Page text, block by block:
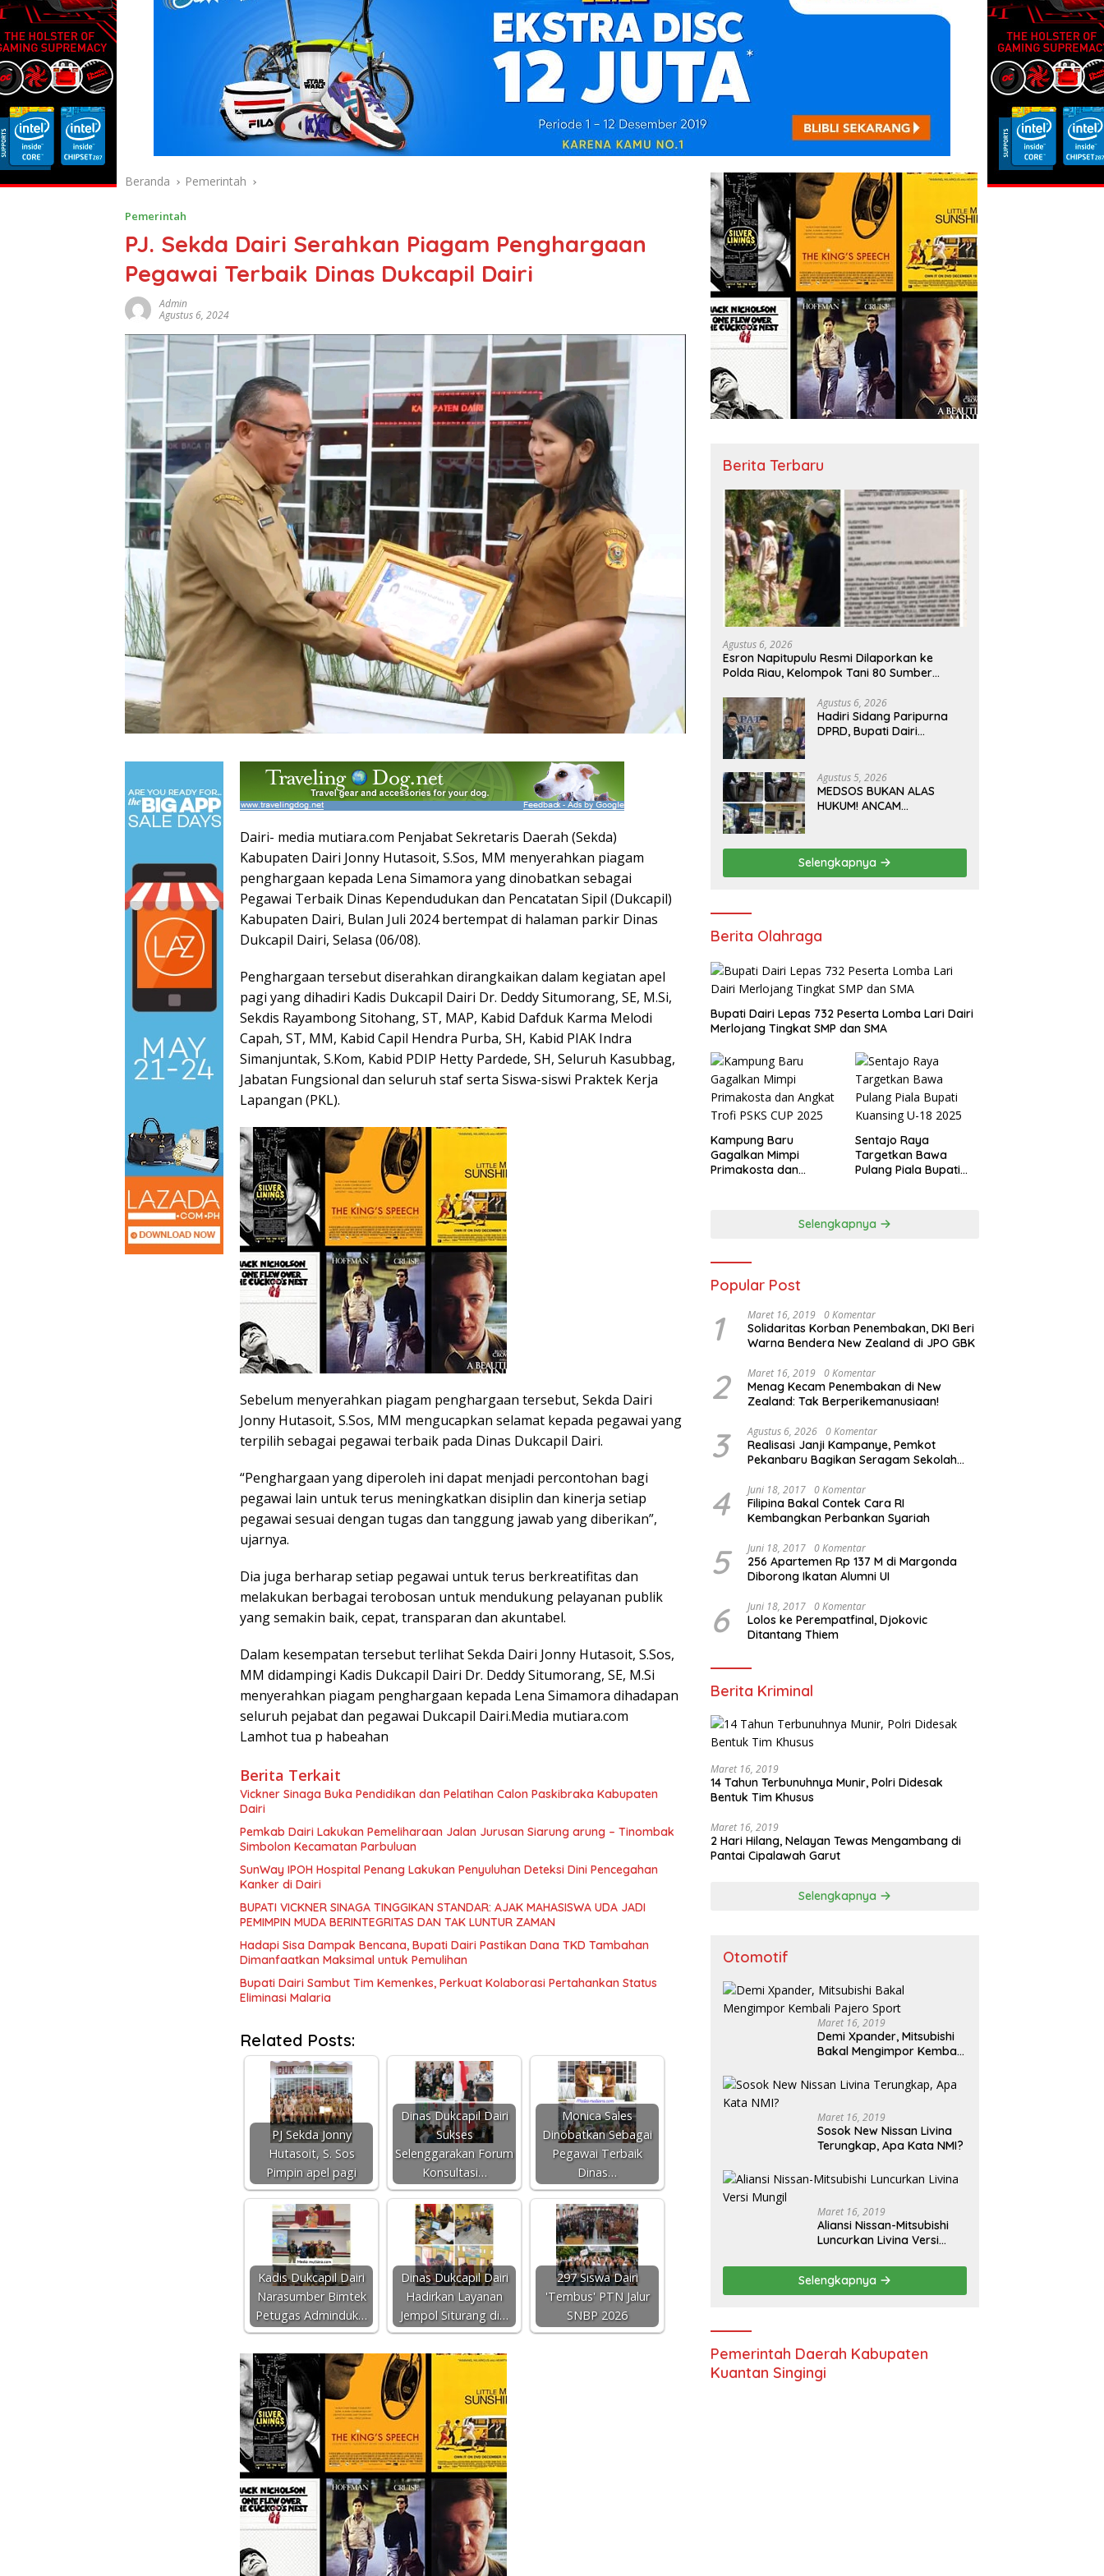
Beranda Pemerintah
Pemerintah
PJ. Sekda Dairi Serahkan Piagam Penghargaan
Pegawai Terbaik Dinas Dukcapil Dairi
Admin
Agustus 6, 2024
Dairi- media mutiara.com Penjabat Sekretaris Daerah (Sekda)
Kabupaten Dairi Jonny Hutasoit, S.Sos, MM menyerahkan piagam
penghargaan kepada Lena Simamora yang dinobatkan sebagai
Pegawai Terbaik Dinas Kependudukan dan Pencatatan Sipil (Dukcapil)
Kabupaten Dairi, Bulan Juli 2024 bertempat di halaman parkir Dinas
Dukcapil Dairi, Selasa (06/08).
Penghargaan tersebut diserahkan dirangkaikan dalam kegiatan apel
pagi yang dihadiri Kadis Dukcapil Dairi Dr. Deddy Situmorang, SE, M.Si,
Sekdis Rayambong Sitohang, ST, MAP, Kabid Dafduk Karma Melodi
Capah, ST, MM, Kabid Capil Hendra Purba, SH, Kabid PIAK Indra
Simanjuntak, S.Kom, Kabid PDIP Hetty Pardede, SH, Seluruh Kasubbag,
Jabatan Fungsional dan seluruh staf serta Siswa-siswi Praktek Kerja
Lapangan (PKL).
Sebelum menyerahkan piagam penghargaan tersebut, Sekda Dairi
Jonny Hutasoit, S.Sos, MM mengucapkan selamat kepada pegawai yang
terpilih sebagai pegawai terbaik pada Dinas Dukcapil Dairi.
“Penghargaan yang diperoleh ini dapat menjadi percontohan bagi
pegawai lain untuk terus meningkatkan disiplin dan kinerja setiap
pegawai sesuai dengan tugas dan tanggung jawab yang diberikan”,
ujarnya.
Dia juga berharap setiap pegawai untuk terus berkreatifitas dan
melakukan berbagai terobosan untuk mendukung pelayanan publik
yang semakin baik, cepat, transparan dan akuntabel.
Dalam kesempatan tersebut terlihat Sekda Dairi Jonny Hutasoit, S.Sos,
MM didampingi Kadis Dukcapil Dairi Dr. Deddy Situmorang, SE, M.Si
menyerahkan piagam penghargaan kepada Lena Simamora dihadapan
seluruh pejabat dan pegawai Dukcapil Dairi.Media mutiara.com
Lamhot tua p habeahan
Berita Terkait
Vickner Sinaga Buka Pendidikan dan Pelatihan Calon Paskibraka Kabupaten
Dairi
Pemkab Dairi Lakukan Pemeliharaan Jalan Jurusan Siarung arung – Tinombak
Simbolon Kecamatan Parbuluan
SunWay IPOH Hospital Penang Lakukan Penyuluhan Deteksi Dini Pencegahan
Kanker di Dairi
BUPATI VICKNER SINAGA TINGGIKAN STANDAR: AJAK MAHASISWA UDA JADI
PEMIMPIN MUDA BERINTEGRITAS DAN TAK LUNTUR ZAMAN
Hadapi Sisa Dampak Bencana, Bupati Dairi Pastikan Dana TKD Tambahan
Dimanfaatkan Maksimal untuk Pemulihan
Bupati Dairi Sambut Tim Kemenkes, Perkuat Kolaborasi Pertahankan Status
Eliminasi Malaria
Related Posts:
PJ Sekda Jonny
Hutasoit, S. Sos
Pimpin apel pagi
Dinas Dukcapil Dairi
Sukses
Selenggarakan Forum
Konsultasi…
Monica Sales
Dinobatkan Sebagai
Pegawai Terbaik
Dinas…
Kadis Dukcapil Dairi
Narasumber Bimtek
Petugas Adminduk…
Dinas Dukcapil Dairi
Hadirkan Layanan
Jempol Siturang di…
297 Siswa Dairi
'Tembus' PTN Jalur
SNBP 2026
Berita Terbaru
Agustus 6, 2026
Esron Napitupulu Resmi Dilaporkan ke
Polda Riau, Kelompok Tani 80 Sumber
Agustus 6, 2026
Hadiri Sidang Paripurna
DPRD, Bupati Dairi
Rancangan KUA-PPAS
Tahun Anggaran 2027
Agustus 5, 2026
MEDSOS BUKAN ALAS
HUKUM! ANCAM
SIANTURI DILAPORKAN INI
PASAL YANG MENJERAT
Selengkapnya
Berita Olahraga
Bupati Dairi Lepas 732 Peserta Lomba Lari Dairi
Merlojang Tingkat SMP dan SMA
Kampung Baru
Gagalkan Mimpi
Primakosta dan
Sentajo Raya
Targetkan Bawa
Pulang Piala Bupati
Selengkapnya
Popular Post
1 Maret 16, 2019 0 Komentar
Solidaritas Korban Penembakan, DKI Beri
Warna Bendera New Zealand di JPO GBK
2 Maret 16, 2019 0 Komentar
Menag Kecam Penembakan di New
Zealand: Tak Berperikemanusiaan!
3 Agustus 6, 2026 0 Komentar
Realisasi Janji Kampanye, Pemkot
Pekanbaru Bagikan Seragam Sekolah
4 Juni 18, 2017 0 Komentar
Filipina Bakal Contek Cara RI
Kembangkan Perbankan Syariah
5 Juni 18, 2017 0 Komentar
256 Apartemen Rp 137 M di Margonda
Diborong Ikatan Alumni UI
6 Juni 18, 2017 0 Komentar
Lolos ke Perempatfinal, Djokovic
Ditantang Thiem
Berita Kriminal
Maret 16, 2019
14 Tahun Terbunuhnya Munir, Polri Didesak
Bentuk Tim Khusus
Maret 16, 2019
2 Hari Hilang, Nelayan Tewas Mengambang di
Pantai Cipalawah Garut
Selengkapnya
Otomotif
Maret 16, 2019
Demi Xpander, Mitsubishi
Bakal Mengimpor Kembali
Maret 16, 2019
Sosok New Nissan Livina
Terungkap, Apa Kata NMI?
Maret 16, 2019
Aliansi Nissan-Mitsubishi
Luncurkan Livina Versi
Selengkapnya
Pemerintah Daerah Kabupaten
Kuantan Singingi